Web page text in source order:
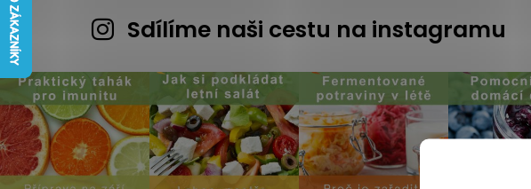
Sdílíme naši cestu na instagramu